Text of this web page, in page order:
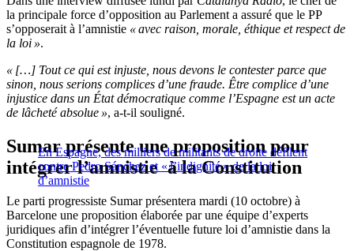
la principale force d’opposition au Parlement a assuré que le PP
s’opposerait à l’amnistie « avec raison, morale, éthique et respect de
la loi ».
« […] Tout ce qui est injuste, nous devons le contester parce que
sinon, nous serions complices d’une fraude. Être complice d’une
injustice dans un État démocratique comme l’Espagne est un acte
de lâcheté absolue », a-t-il souligné.
En Espagne, des milliers de militants de droite défilent
contre Pedro Sánchez et « l’indignité » de la loi
d’amnistie
Sumar présente une proposition pour
intégrer l’amnistie à la Constitution
Le parti progressiste Sumar présentera mardi (10 octobre) à
Barcelone une proposition élaborée par une équipe d’experts
juridiques afin d’intégrer l’éventuelle future loi d’amnistie dans la
Constitution espagnole de 1978.